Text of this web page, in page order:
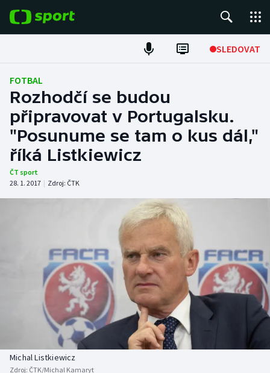
SLEDOVAT
Fotbal
Hokej
Tenis
Atletika
Americký fotbal
Baseball a softbal
Basketbal
Boby a skeleton
NEPŘEHLÉDNĚTE
Soutěže
Historické návraty
Aplikace ČT sport
AZ kvíz
FOTBAL
Rozhodčí se budou
připravovat v Portugalsku.
"Posunume se tam o kus dál,"
říká Listkiewicz
ČT sport
28. 1. 2017 | Zdroj: ČTK
Michal Listkiewicz
Zdroj: ČTK/Michal Kamaryt